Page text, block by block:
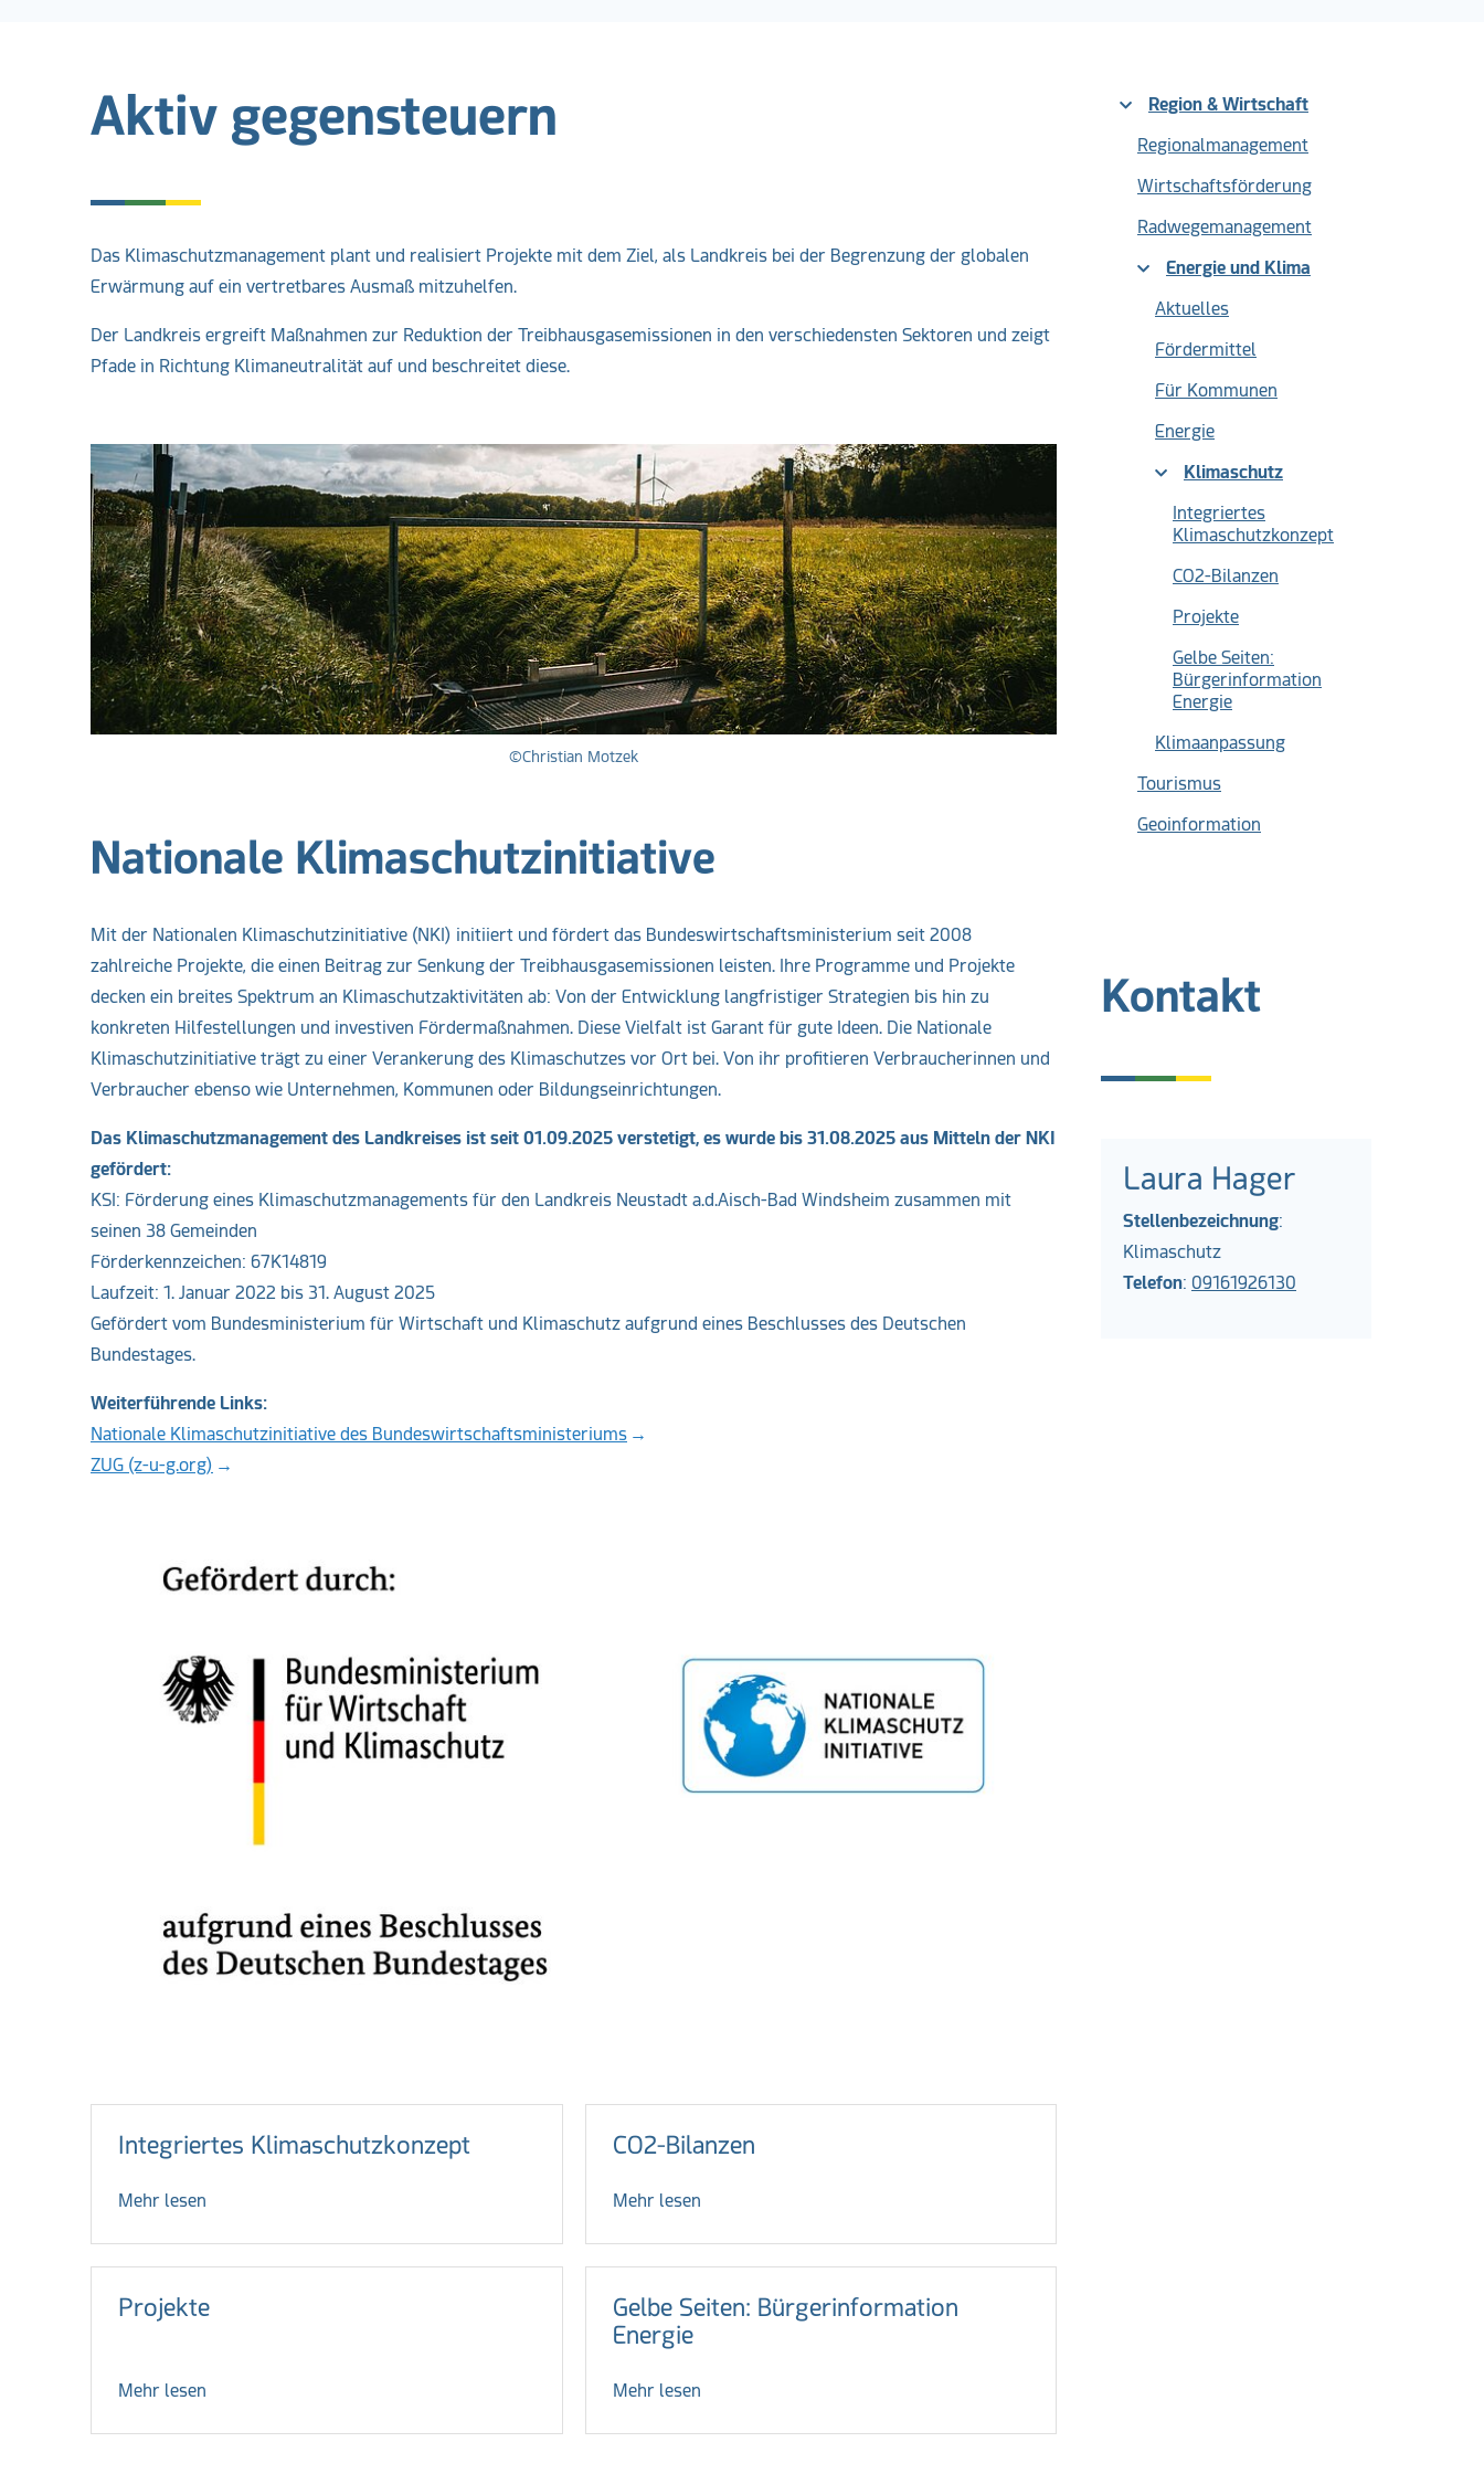
Aktiv gegensteuern
Das Klimaschutzmanagement plant und realisiert Projekte mit dem Ziel, als Landkreis bei der Begrenzung der globalen
Erwärmung auf ein vertretbares Ausmaß mitzuhelfen.
Der Landkreis ergreift Maßnahmen zur Reduktion der Treibhausgasemissionen in den verschiedensten Sektoren und zeigt
Pfade in Richtung Klimaneutralität auf und beschreitet diese.
©Christian Motzek
Nationale Klimaschutzinitiative
Mit der Nationalen Klimaschutzinitiative (NKI) initiiert und fördert das Bundeswirtschaftsministerium seit 2008
zahlreiche Projekte, die einen Beitrag zur Senkung der Treibhausgasemissionen leisten. Ihre Programme und Projekte
decken ein breites Spektrum an Klimaschutzaktivitäten ab: Von der Entwicklung langfristiger Strategien bis hin zu
konkreten Hilfestellungen und investiven Fördermaßnahmen. Diese Vielfalt ist Garant für gute Ideen. Die Nationale
Klimaschutzinitiative trägt zu einer Verankerung des Klimaschutzes vor Ort bei. Von ihr profitieren Verbraucherinnen und
Verbraucher ebenso wie Unternehmen, Kommunen oder Bildungseinrichtungen.
Das Klimaschutzmanagement des Landkreises ist seit 01.09.2025 verstetigt, es wurde bis 31.08.2025 aus Mitteln der NKI
gefördert:
KSI: Förderung eines Klimaschutzmanagements für den Landkreis Neustadt a.d.Aisch-Bad Windsheim zusammen mit
seinen 38 Gemeinden
Förderkennzeichen: 67K14819
Laufzeit: 1. Januar 2022 bis 31. August 2025
Gefördert vom Bundesministerium für Wirtschaft und Klimaschutz aufgrund eines Beschlusses des Deutschen
Bundestages.
Weiterführende Links:
Nationale Klimaschutzinitiative des Bundeswirtschaftsministeriums
ZUG (z-u-g.org)
Weiterführende Links
Integriertes Klimaschutzkonzept
Mehr lesen
CO2-Bilanzen
Mehr lesen
Projekte
Mehr lesen
Gelbe Seiten: Bürgerinformation
Energie
Mehr lesen
Region & Wirtschaft
Regionalmanagement
Wirtschaftsförderung
Radwegemanagement
Energie und Klima
Aktuelles
Fördermittel
Für Kommunen
Energie
Klimaschutz(current)
Integriertes
Klimaschutzkonzept
CO2-Bilanzen
Projekte
Gelbe Seiten:
Bürgerinformation
Energie
Klimaanpassung
Tourismus
Geoinformation
Kontakt
Laura Hager
Stellenbezeichnung:
Klimaschutz
Telefon: 09161926130